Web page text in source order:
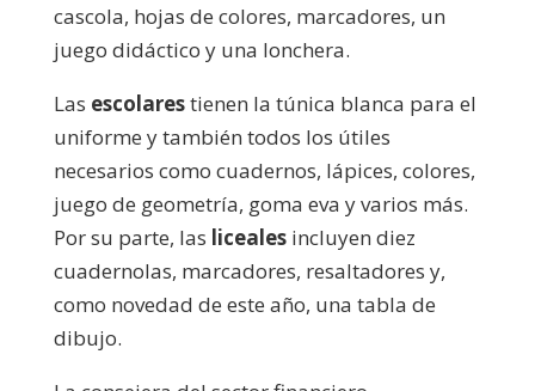
cascola, hojas de colores, marcadores, un
juego didáctico y una lonchera.
Las escolarestienen la túnica blanca para el
uniforme y también todos los útiles
necesarios como cuadernos, lápices, colores,
juego de geometría, goma eva y varios más.
Por su parte, las liceales incluyen diez
cuadernolas, marcadores, resaltadores y,
como novedad de este año, una tabla de
dibujo.